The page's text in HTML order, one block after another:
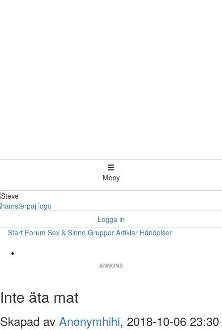
Meny
Logga in
Start Forum Sex & Sinne Grupper Artiklar Händelser
ANNONS
Inte äta mat
Skapad av Anonymhihi, 2018-10-06 23:30